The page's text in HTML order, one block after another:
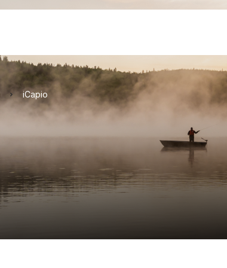
iCapio